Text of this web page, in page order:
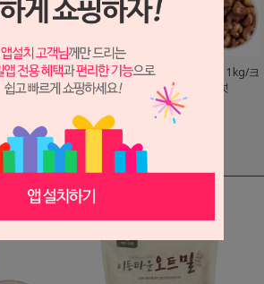
다맘 캘리포니아 호두분태
1kg
10,600원
베트남 껍질 캐슈넛 1kg/크
리스피 캐슈넛
15,900
1 /4